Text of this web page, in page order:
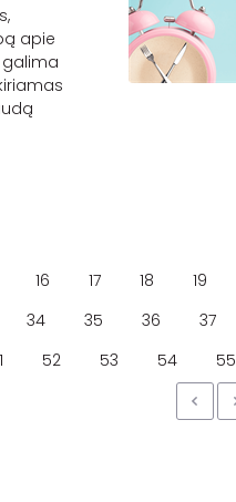
apie
16 17 18 19
34 35 36 37
52 53 54
55